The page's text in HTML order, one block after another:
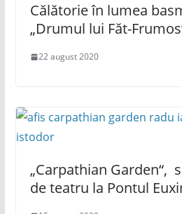
Călătorie în lumea
„Drumul lui Făt-
22 august 2020
„Carpathian Garden“,
de teatru la Pontul